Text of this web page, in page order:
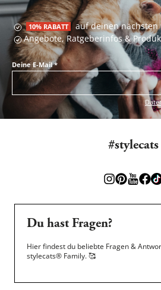
10% RABATT auf deinen nächsten
Angebote, Ratgeberinfos &
Deine E-Mail*
#stylecats
Du hast Fragen?
Hier findest du beliebte Fragen &
stylecats® Family.🥰